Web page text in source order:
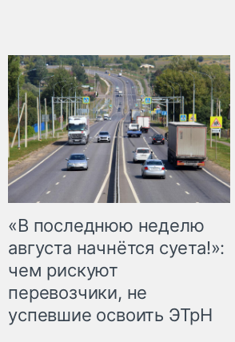
«В последнюю неделю
августа начнётся суета!»:
чем рискуют
перевозчики, не
успевшие освоить ЭТрН